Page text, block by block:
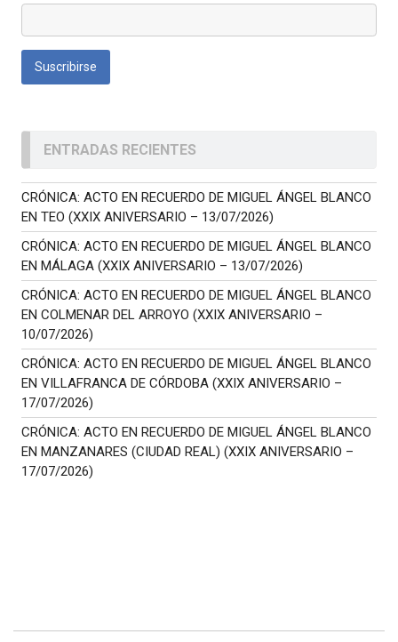
ENTRADAS RECIENTES
CRÓNICA: ACTO EN RECUERDO DE MIGUEL ÁNGEL BLANCO
EN TEO (XXIX ANIVERSARIO – 13/07/2026)
CRÓNICA: ACTO EN RECUERDO DE MIGUEL ÁNGEL BLANCO
EN MÁLAGA (XXIX ANIVERSARIO – 13/07/2026)
CRÓNICA: ACTO EN RECUERDO DE MIGUEL ÁNGEL BLANCO
EN COLMENAR DEL ARROYO (XXIX ANIVERSARIO –
10/07/2026)
CRÓNICA: ACTO EN RECUERDO DE MIGUEL ÁNGEL BLANCO
EN VILLAFRANCA DE CÓRDOBA (XXIX ANIVERSARIO –
17/07/2026)
CRÓNICA: ACTO EN RECUERDO DE MIGUEL ÁNGEL BLANCO
EN MANZANARES (CIUDAD REAL) (XXIX ANIVERSARIO –
17/07/2026)